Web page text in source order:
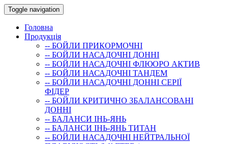
Toggle navigation
Головна
Продукція
-- БОЙЛИ ПРИКОРМОЧНI
-- БОЙЛИ НАСАДОЧНI ДОННI
-- БОЙЛИ НАСАДОЧНІ ФЛЮОРО АКТИВ
-- БОЙЛИ НАСАДОЧНІ ТАНДЕМ
-- БОЙЛИ НАСАДОЧНI ДОННI СЕРIÏ
ФIДЕР
-- БОЙЛИ КРИТИЧНО ЗБАЛАНСОВАНІ
ДОННІ
-- БАЛАНСИ ІНЬ-ЯНЬ
-- БАЛАНСИ ІНЬ-ЯНЬ ТИТАН
-- БОЙЛИ НАСАДОЧНI НЕЙТРАЛЬНОÏ